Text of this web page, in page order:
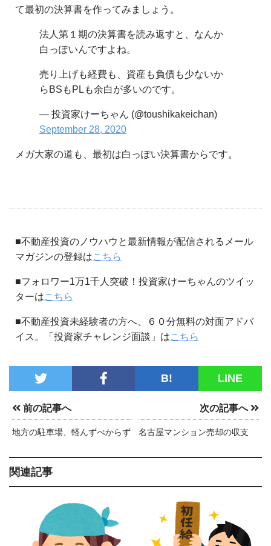
て最初の決算書を作ってみましょう。
法人第１期の決算書を読み返すと、なんか
白っぽいんですよね。
売り上げも経費も、資産も負債も少ないか
らBSもPLも余白が多いのです。
— 投資家けーちゃん (@toushikakeichan)
September 28, 2020
メガ大家の道も、最初は白っぽい決算書からです。
■不動産投資のノウハウと最新情報が配信されるメール
マガジンの登録はこちら
■フォロワー1万1千人突破！投資家けーちゃんのツイッ
ターはこちら
■不動産投資未経験者の方へ、６０分無料の対面アドバ
イス。「投資家チャレンジ面談」はこちら
B! LINE
前の記事へ
地方の駐車場、軽んずべからず
次の記事へ
名古屋マンション売却の収支
関連記事